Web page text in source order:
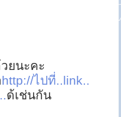
ยนะคะ
http://ไปที่..link..
ด้เช่นกัน